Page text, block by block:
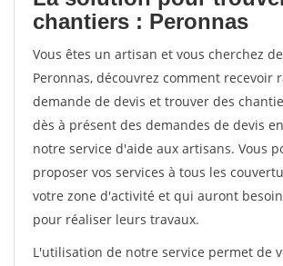
chantiers : Peronnas
Vous êtes un artisan et vous cherchez
Peronnas, découvrez comment recevoir
demande de devis et trouver des
dès à présent des demandes de devis
notre service d'aide aux artisans. Vous
proposer vos services à tous les
votre zone d'activité et qui auront
pour réaliser leurs travaux.
L'utilisation de notre service permet de